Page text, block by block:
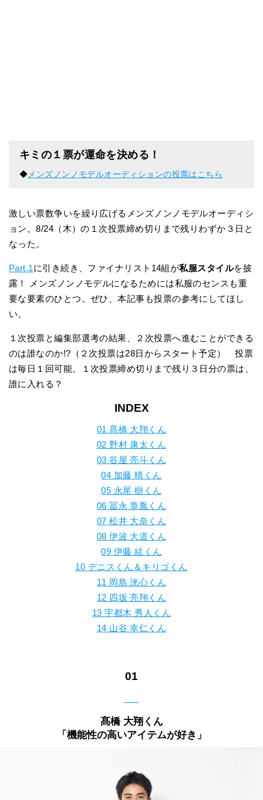
キミの１票が運命を決める！
◆ メンズノンノモデルオーディションの投票はこちら
激しい票数争いを繰り広げるメンズノンノモデルオーディシ
ョン。8/24（木）の１次投票締め切りまで残りわずか３日と
なった。
Part.1に引き続き、ファイナリスト14組が私服スタイルを披
露！ メンズノンノモデルになるためには私服のセンスも重
要な要素のひとつ。ぜひ、本記事も投票の参考にしてほし
い。
１次投票と編集部選考の結果、２次投票へ進むことができる
のは誰なのか!?（２次投票は28日からスタート予定） 投票
は毎日１回可能。１次投票締め切りまで残り３日分の票は、
誰に入れる？
INDEX
01 髙橋 大翔くん
02 野村 康太くん
03 谷屋 亮斗くん
04 加藤 晴くん
05 永尾 樹くん
06 冨永 章胤くん
07 松井 大奈くん
08 伊波 大道くん
09 伊藤 絃くん
10 デニスくん＆キリゴくん
11 岡島 洸心くん
12 四坂 亮翔くん
13 宇都木 秀人くん
14 山谷 幸仁くん
01
髙橋 大翔くん
「機能性の高いアイテムが好き」